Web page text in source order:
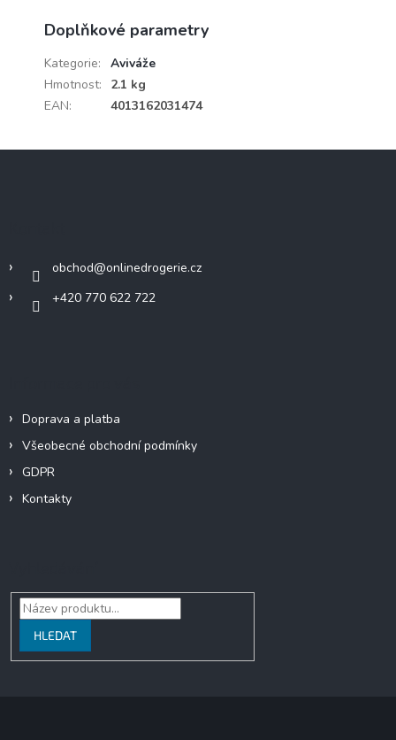
Doplňkové parametry
Kategorie:
Aviváže
Hmotnost:
2.1 kg
EAN: 4013162031474
obchod@onlinedrogerie.cz
+420 770 622 722
Doprava a platba
Všeobecné obchodní podmínky
GDPR
Kontakty
HLEDAT